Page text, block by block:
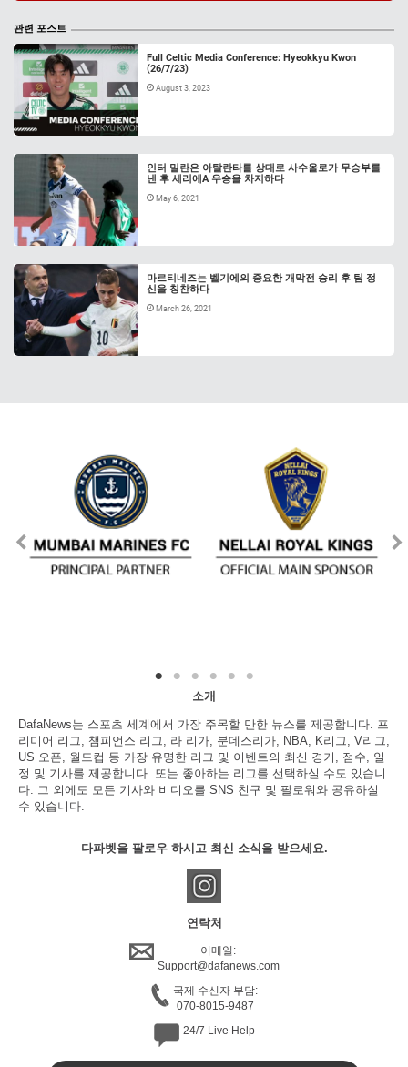
관련 포스트
Full Celtic Media Conference: Hyeokkyu Kwon
(26/7/23)
August 3, 2023
인터 밀란은 아탈란타를 상대로 사수올로가 무승부를
낸 후 세리에A 우승을 차지하다
May 6, 2021
마르티네즈는 벨기에의 중요한 개막전 승리 후 팀 정
신을 칭찬하다
March 26, 2021
소개
DafaNews는 스포츠 세계에서 가장 주목할 만한 뉴스를 제공합니다. 프
리미어 리그, 챔피언스 리그, 라 리가, 분데스리가, NBA, K리그, V리그,
US 오픈, 월드컵 등 가장 유명한 리그 및 이벤트의 최신 경기, 점수, 일
정 및 기사를 제공합니다. 또는 좋아하는 리그를 선택하실 수도 있습니
다. 그 외에도 모든 기사와 비디오를 SNS 친구 및 팔로워와 공유하실
수 있습니다.
다파벳을 팔로우 하시고 최신 소식을 받으세요.
연락처
이메일:
Support@dafanews.com
국제 수신자 부담:
070-8015-9487
24/7 Live Help